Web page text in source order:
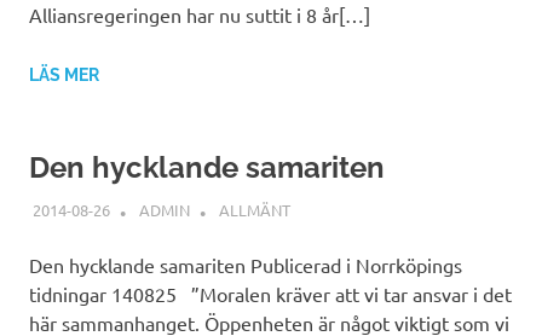
Alliansregeringen har nu suttit i 8 år[…]
LÄS MER
Den hycklande samariten
2014-08-26 ADMIN ALLMÄNT
Den hycklande samariten Publicerad i Norrköpings
tidningar 140825 ”Moralen kräver att vi tar ansvar i det
här sammanhanget. Öppenheten är något viktigt som vi